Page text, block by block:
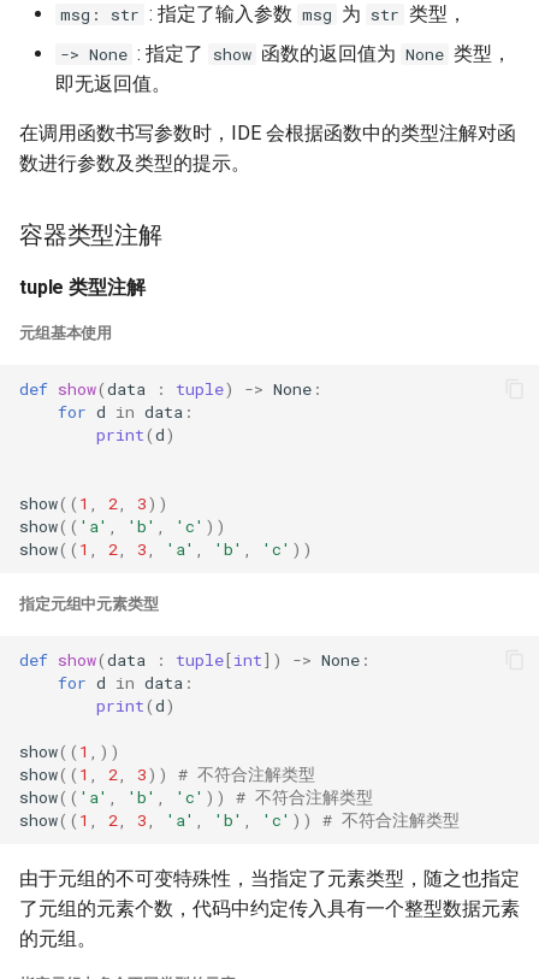
msg: str : 指定了输入参数 msg 为 str 类型，
-> None : 指定了 show 函数的返回值为 None 类型，
即无返回值。
在调用函数书写参数时，IDE 会根据函数中的类型注解对函
数进行参数及类型的提示。
容器类型注解
tuple 类型注解
元组基本使用
def show(data : tuple) -> None :
for d in data :
print(d)
show(( 1 2 3))
show(( 'a' 'b' 'c' ))
show(( 1 2 3 'a' 'b' 'c' ))
指定元组中元素类型
def show(data : tuple[int]) -> None :
for d in data :
print(d)
show(( 1
,))
show(( 1 2 3))
# 不符合注解类型
show(( 'a' 'b' 'c' ))
# 不符合注解类型
show(( 1 2 3 'a' 'b' 'c' )) # 不符合注解类型
由于元组的不可变特殊性，当指定了元素类型，随之也指定
了元组的元素个数，代码中约定传入具有一个整型数据元素
的元组。